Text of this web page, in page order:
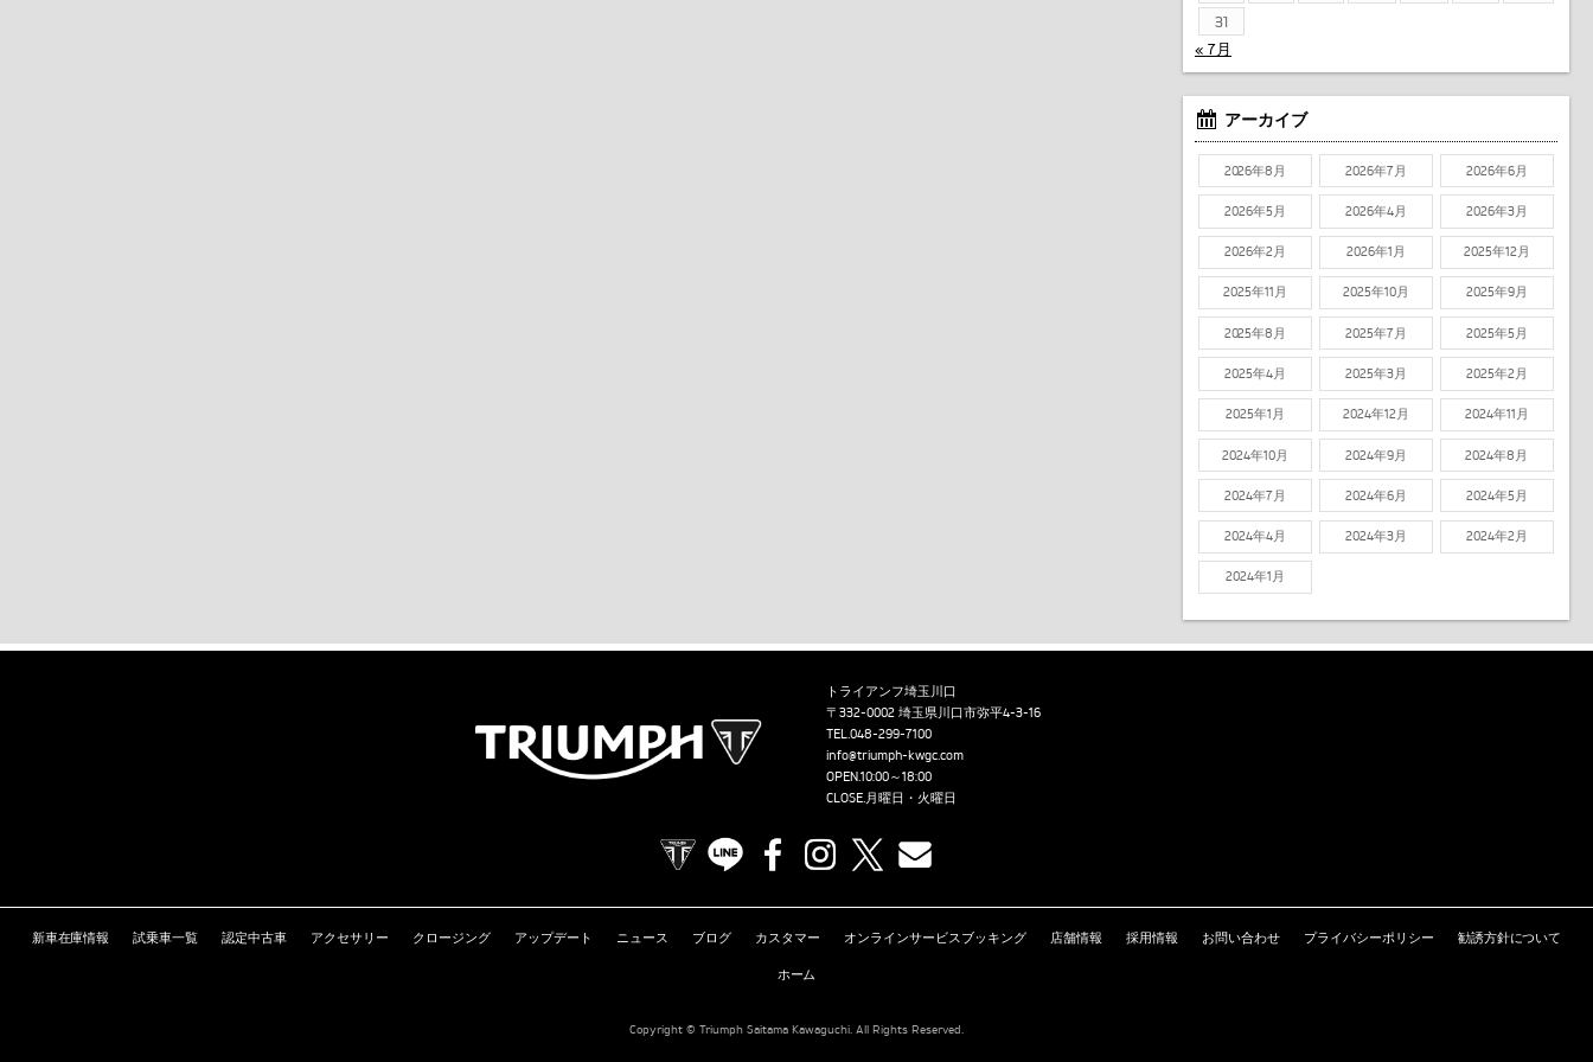
31
« 7月
アーカイブ
2026年8月 2026年7月 2026年6月
2026年5月 2026年4月 2026年3月
2026年2月 2026年1月 2025年12月
2025年11月 2025年10月 2025年9月
2025年8月 2025年7月 2025年5月
2025年4月 2025年3月 2025年2月
2025年1月 2024年12月 2024年11月
2024年10月 2024年9月 2024年8月
2024年7月 2024年6月 2024年5月
2024年4月 2024年3月 2024年2月
2024年1月
トライアンフ埼玉川口
〒332-0002 埼玉県川口市弥平4-3-16
TEL.048-299-7100
info@triumph-kwgc.com
OPEN.10:00～18:00
CLOSE.月曜日・火曜日
TRIUMPH OFFICIAL SITE
LINE FacebookInstagram
新車在庫情報 試乗車一覧 認定中古車 アクセサリー クロージング アップデート ニュース ブログ カスタマー オンラインサービスブッキング 店舗情報 採用情報 お問い合わせ プライバシーポリシー 勧誘方針について
ホーム
Copyright © Triumph Saitama Kawaguchi. All Rights Reserved.